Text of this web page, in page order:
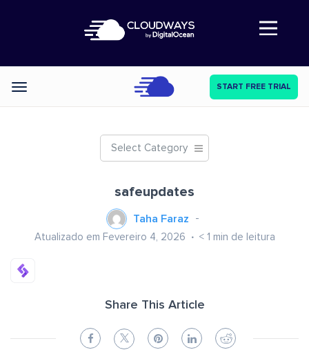
Abre a navegação
Categories START FREE TRIAL
Select Category
safeupdates
Taha Faraz
Atualizado em Fevereiro 4, 2026 < 1 min de leitura
Share This Article